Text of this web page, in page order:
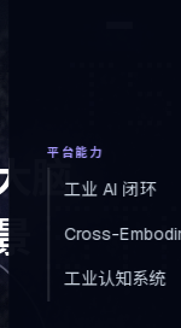
平台能力
工业 AI 闭环
Cross-
工业认知系统
脑，